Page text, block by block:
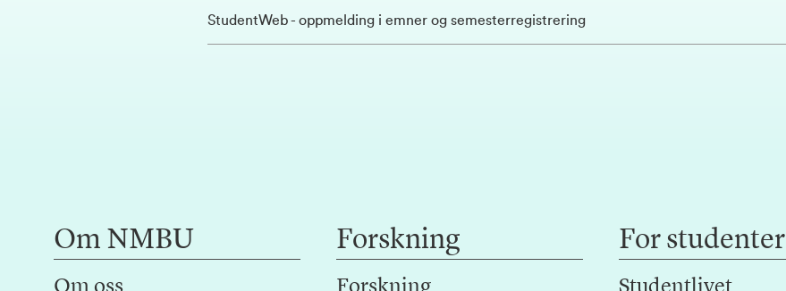
StudentWeb - oppmelding i emner og semesterregistrering
Om NMBU Forskning For studenter